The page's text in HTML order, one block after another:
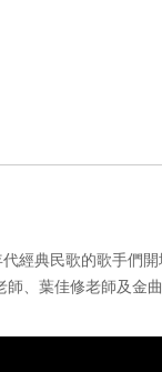
經典民歌的歌手們
師、葉佳修老師及金